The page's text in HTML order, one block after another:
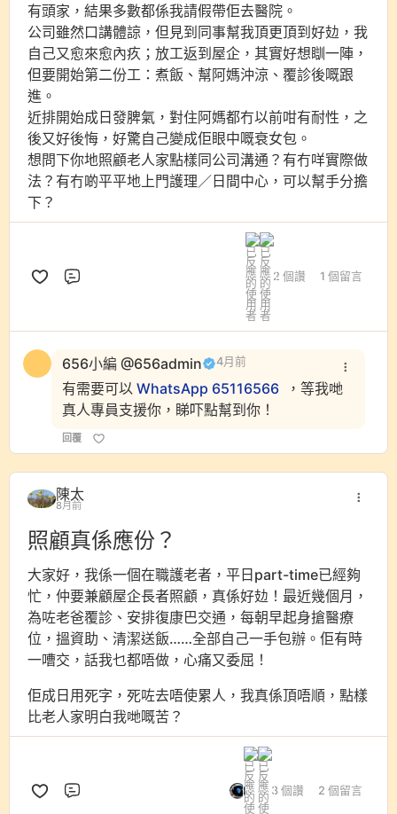
有頭家，結果多數都係我請假帶佢去醫院。
公司雖然口講體諒，但見到同事幫我頂更頂到好攰，我
自己又愈來愈內疚；放工返到屋企，其實好想瞓一陣，
但要開始第二份工：煮飯、幫阿媽沖涼、覆診後嘅跟
進。
近排開始成日發脾氣，對住阿媽都冇以前咁有耐性，之
後又好後悔，好驚自己變成佢眼中嘅衰女包。
想問下你地照顧老人家點樣同公司溝通？有冇咩實際做
法？有冇啲平平地上門護理／日間中心，可以幫手分擔
下？
2 個讚 1 個留言
656小編 @656admin 4月前
有需要可以 WhatsApp 65116566 ，等我哋
真人專員支援你，睇吓點幫到你！
回覆
陳太
8月前
照顧真係應份？
大家好，我係一個在職護老者，平日part-time已經夠
忙，仲要兼顧屋企長者照顧，真係好攰！最近幾個月，
為咗老爸覆診、安排復康巴交通，每朝早起身搶醫療
位，搵資助、清潔送飯……全部自己一手包辦。佢有時
一嘈交，話我乜都唔做，心痛又委屈！
佢成日用死字，死咗去唔使累人，我真係頂唔順，點樣
比老人家明白我哋嘅苦？
3 個讚 2 個留言